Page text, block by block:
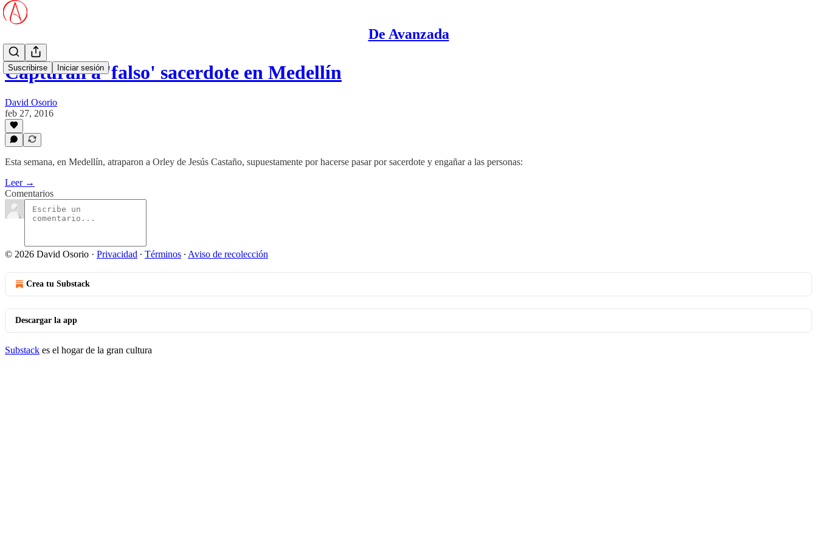
De Avanzada
Suscribirse Iniciar sesión
Capturan a 'falso' sacerdote en Medellín
David Osorio
feb 27, 2016
Esta semana, en Medellín, atraparon a Orley de Jesús Castaño, supuestamente por hacerse pasar por sacerdote y engañar a las personas:
Leer →
Comentarios
© 2026 David Osorio · Privacidad ∙ Términos ∙ Aviso de recolección
Crea tu Substack
Descargar la app
Substack es el hogar de la gran cultura